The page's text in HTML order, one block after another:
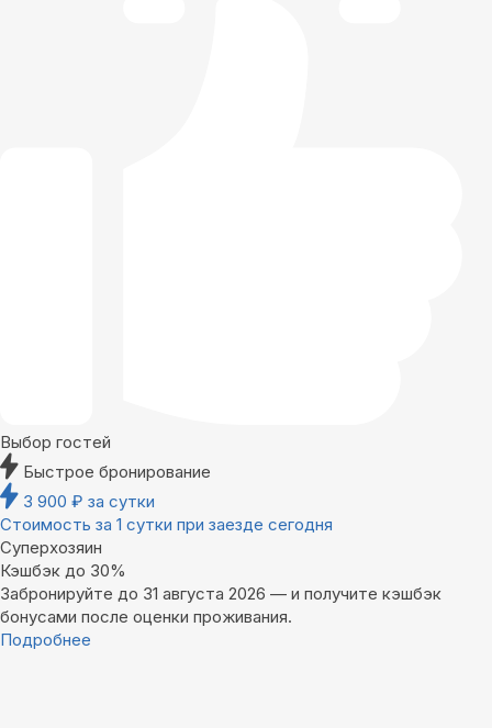
Выбор гостей
Быстрое бронирование
3 900 ₽ за сутки
Стоимость за 1 сутки при заезде сегодня
Суперхозяин
Кэшбэк до 30%
Забронируйте до 31 августа 2026 — и получите кэшбэк
бонусами после оценки проживания.
Подробнее